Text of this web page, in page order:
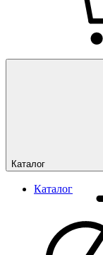
Каталог
Каталог